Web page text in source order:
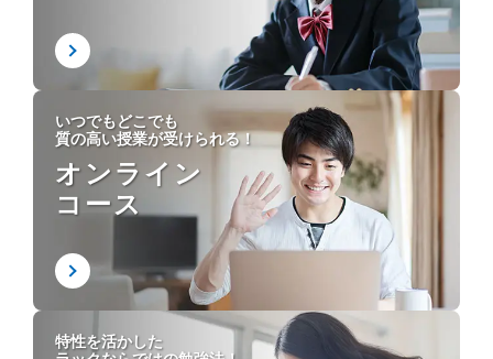
いつでもどこでも
質の高い授業が受けられる！
オンライン
コース
特性を活かした